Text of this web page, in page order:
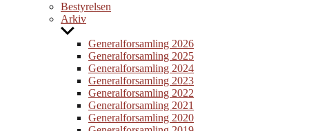
menu
Bestyrelsen
Arkiv
Show
menu
Generalforsamling 2026
Generalforsamling 2025
Generalforsamling 2024
Generalforsamling 2023
Generalforsamling 2022
Generalforsamling 2021
Generalforsamling 2020